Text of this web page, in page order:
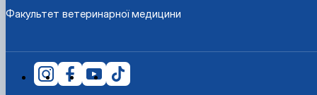
Факультет ветеринарної медицини